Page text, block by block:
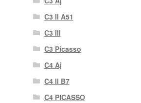
C3 II A51
C3 III
C3 Picasso
C4 Aj
C4 II B7
C4 PICASSO